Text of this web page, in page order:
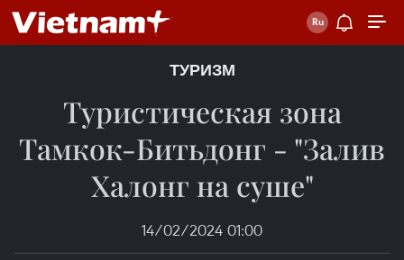
ТУРИЗМ
Туристическая зона
Тамкок-Битьдонг - "Залив
Халонг на суше"
14/02/2024 01:00